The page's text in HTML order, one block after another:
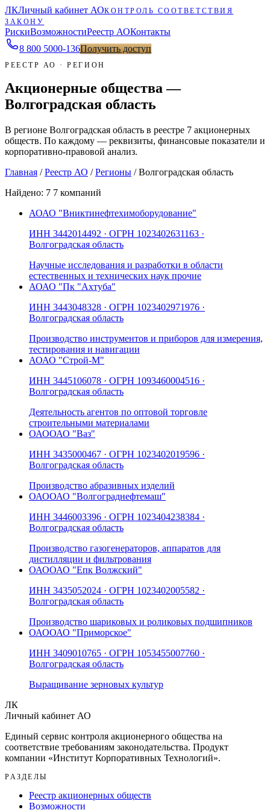
ЛКЛичный кабинет АОКОНТРОЛЬ СООТВЕТСТВИЯ
ЗАКОНУ
РискиВозможностиРеестр АОКонтакты
8 800 5000-136Получить доступ
РЕЕСТР АО · РЕГИОН
Акционерные общества —
Волгоградская область
В регионе Волгоградская область в реестре 7 акционерных
обществ. По каждому — реквизиты, финансовые показатели и
корпоративно-правовой анализ.
Главная /Реестр АО /Регионы /Волгоградская область
Найдено: 7 7 компаний
АОАО "Вниктинефтехимоборудование"
ИНН 3442014492 · ОГРН 1023402631163 ·
Волгоградская область
Научные исследования и разработки в области
естественных и технических наук прочие
АОАО "Пк "Ахтуба"
ИНН 3443048328 · ОГРН 1023402971976 ·
Волгоградская область
Производство инструментов и приборов для измерения,
тестирования и навигации
АОАО "Строй-М"
ИНН 3445106078 · ОГРН 1093460004516 ·
Волгоградская область
Деятельность агентов по оптовой торговле
строительными материалами
ОАООАО "Ваз"
ИНН 3435000467 · ОГРН 1023402019596 ·
Волгоградская область
Производство абразивных изделий
ОАООАО "Волгограднефтемаш"
ИНН 3446003396 · ОГРН 1023404238384 ·
Волгоградская область
Производство газогенераторов, аппаратов для
дистилляции и фильтрования
ОАООАО "Епк Волжский"
ИНН 3435052024 · ОГРН 1023402005582 ·
Волгоградская область
Производство шариковых и роликовых подшипников
ОАООАО "Приморское"
ИНН 3409010765 · ОГРН 1053455007760 ·
Волгоградская область
Выращивание зерновых культур
ЛК
Личный кабинет АО
Единый сервис контроля акционерного общества на
соответствие требованиям законодательства. Продукт
компании «Институт Корпоративных Технологий».
РАЗДЕЛЫ
Реестр акционерных обществ
Возможности